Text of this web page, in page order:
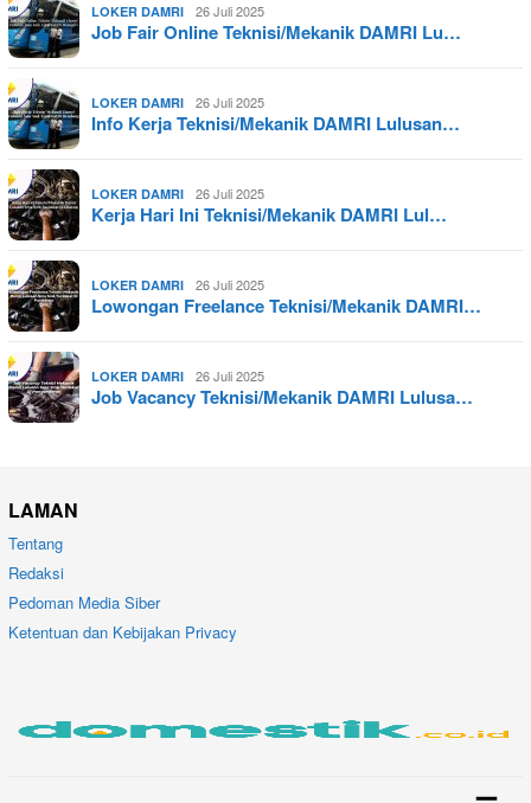
LOKER DAMRI 26 Juli 2025
Job Fair Online Teknisi/Mekanik DAMRI Lu…
LOKER DAMRI 26 Juli 2025
Info Kerja Teknisi/Mekanik DAMRI Lulusan…
LOKER DAMRI 26 Juli 2025
Kerja Hari Ini Teknisi/Mekanik DAMRI Lul…
LOKER DAMRI 26 Juli 2025
Lowongan Freelance Teknisi/Mekanik DAMRI…
LOKER DAMRI 26 Juli 2025
Job Vacancy Teknisi/Mekanik DAMRI Lulusa…
LAMAN
Tentang
Redaksi
Pedoman Media Siber
Ketentuan dan Kebijakan Privacy